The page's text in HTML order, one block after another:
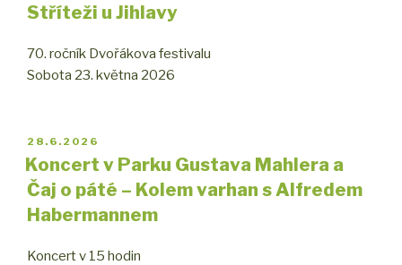
Stříteži u Jihlavy
70. ročník Dvořákova festivalu
Sobota 23. května 2026
PUBLIKOVÁNO
28.6.2026
Koncert v Parku Gustava Mahlera a
Čaj o páté – Kolem varhan s Alfredem
Habermannem
Koncert v 15 hodin